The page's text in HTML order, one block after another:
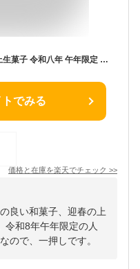
お年賀 迎春の上生菓子8個入 お歳暮 上生菓子 令和八年 午年限定 老舗 手作り ギフト お菓子 干支 正月 詰め合わせ ご挨拶 迎春 和菓子 生菓子 誕生日 お取り寄せ おくりもの 老舗 手土産 午年 正月 新春の寿ぎ お正月限定 数量限定 2026年
でみる
価格と在庫を楽天でチェック >>
良い和菓子、迎春の上
令和8年午年限定の人
ので、一押しです。